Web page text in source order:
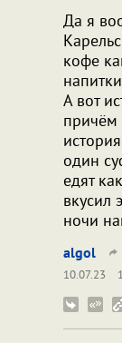
Да я
кофе
А вот
причём
один
едят
вкусил
ночи
algol
10.07.23